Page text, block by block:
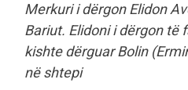
Merkuri i dërgon Elidon
Bariut. Elidoni i dërgon të
kishte dërguar Bolin
në shtepi